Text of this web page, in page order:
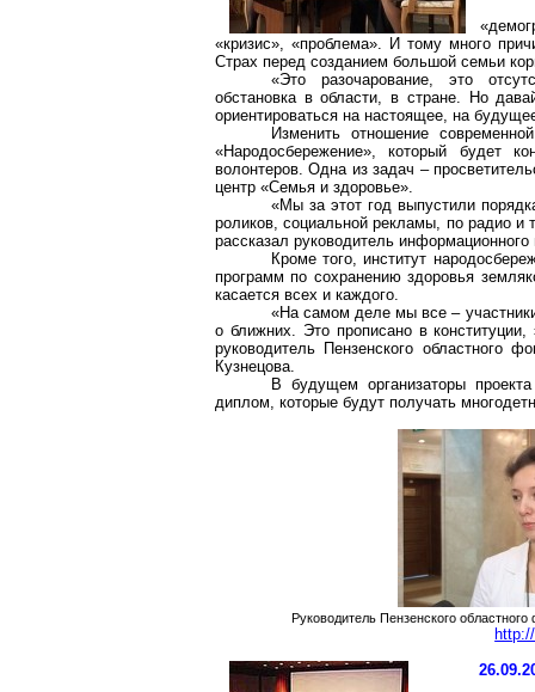
«кризис», «проблема». И тому много
Страх перед созданием большой семьи
«Это разочарование, это
обстановка в области, в стране. Но
ориентироваться на настоящее, на
Изменить отношение
«Народосбережение», который будет
волонтеров. Одна из задач –
центр «Семья и здоровье».
«Мы за этот год выпустили
роликов, социальной рекламы, по радио и
рассказал руководитель
Кроме того, институт
программ по сохранению здоровья
касается всех и каждого.
«На самом деле мы все –
о ближних. Это прописано в
руководитель Пензенского областного
Кузнецова.
В будущем организаторы
диплом, которые будут получать
Руководитель Пензенского